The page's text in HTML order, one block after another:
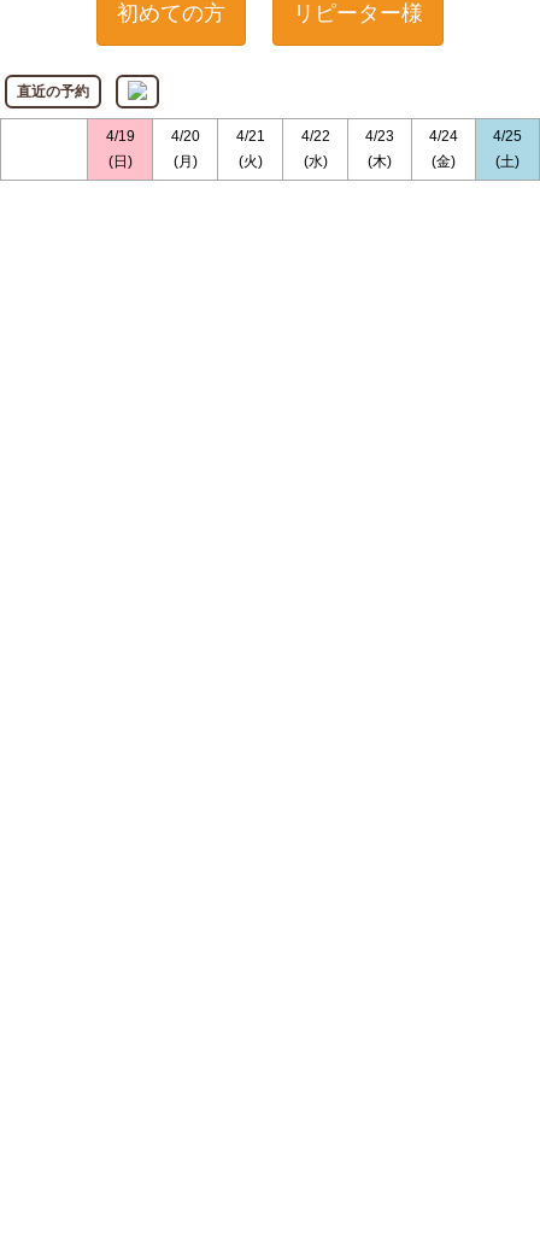
初めての方 リピーター様
直近の予約
4/19
(日)
4/20
(月)
4/21
(火)
4/22
(水)
4/23
(木)
4/24
(金)
4/25
(土)